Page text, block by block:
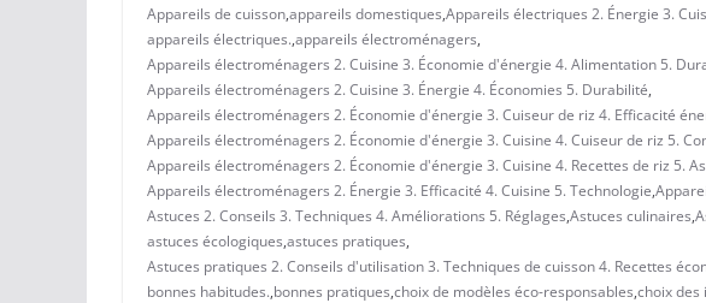
Appareils de cuisson,appareils domestiques,Appareils électriques 2. Énergie 3.
appareils électriques.,appareils électroménagers,
Appareils électroménagers 2. Cuisine 3. Économie d'énergie 4. Alimentation 5.
Appareils électroménagers 2. Cuisine 3. Énergie 4. Économies 5. Durabilité,
Appareils électroménagers 2. Économie d'énergie 3. Cuiseur de riz 4. Efficacité
Appareils électroménagers 2. Économie d'énergie 3. Cuisine 4. Cuiseur de riz 5.
Appareils électroménagers 2. Économie d'énergie 3. Cuisine 4. Recettes de riz 5.
Appareils électroménagers 2. Énergie 3. Efficacité 4. Cuisine 5. Technologie,
Astuces 2. Conseils 3. Techniques 4. Améliorations 5. Réglages,Astuces culinaires,
astuces écologiques,astuces pratiques,
Astuces pratiques 2. Conseils d'utilisation 3. Techniques de cuisson 4. Recettes
bonnes habitudes.,bonnes pratiques,choix de modèles éco-responsables,choix des